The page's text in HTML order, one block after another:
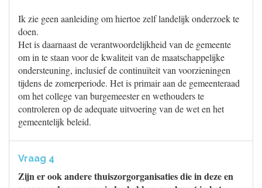
Ik zie geen aanleiding om hiertoe zelf landelijk onderzoek te
doen.
Het is daarnaast de verantwoordelijkheid van de gemeente
om in te staan voor de kwaliteit van de maatschappelijke
ondersteuning, inclusief de continuïteit van voorzieningen
tijdens de zomerperiode. Het is primair aan de gemeenteraad
om het college van burgemeester en wethouders te
controleren op de adequate uitvoering van de wet en het
gemeentelijk beleid.
Vraag 4
Zijn er ook andere thuiszorgorganisaties die in deze en